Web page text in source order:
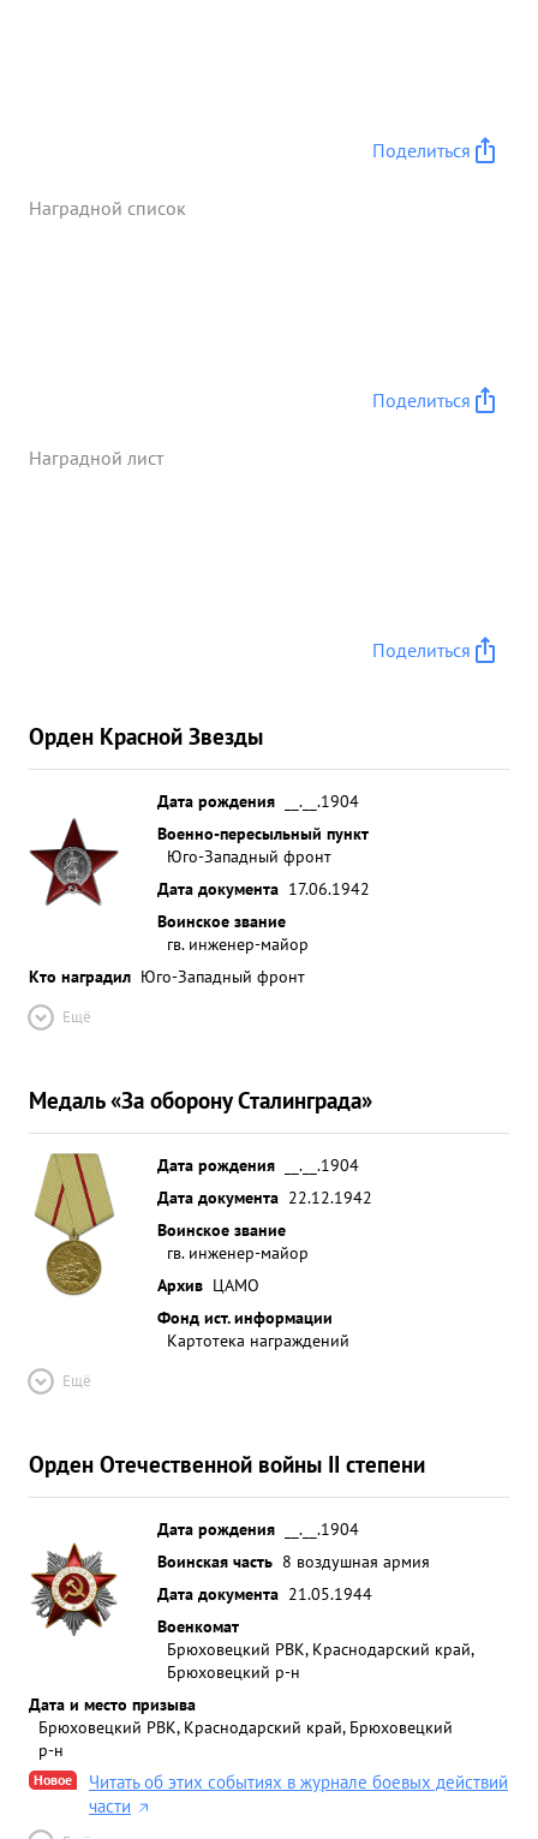
Поделиться
Наградной список
Поделиться
Наградной лист
Поделиться
Орден Красной Звезды
Дата рождения
__.__.1904
Военно-пересыльный пункт
Юго-Западный фронт
Дата документа 17.06.1942
Воинское звание
гв. инженер-майор
Кто наградил Юго-Западный фронт
Ещё
Медаль «За оборону Сталинграда»
Дата рождения
__.__.1904
Дата документа 22.12.1942
Воинское звание
гв. инженер-майор
Архив ЦАМО
Фонд ист. информации
Картотека награждений
Ещё
Орден Отечественной войны II степени
Дата рождения
__.__.1904
Воинская часть 8 воздушная армия
Дата документа 21.05.1944
Военкомат
Брюховецкий РВК, Краснодарский край,
Брюховецкий р-н
Дата и место призыва
Брюховецкий РВК, Краснодарский край, Брюховецкий
р-н
Новое
Читать об этих событиях в журнале боевых действий
части